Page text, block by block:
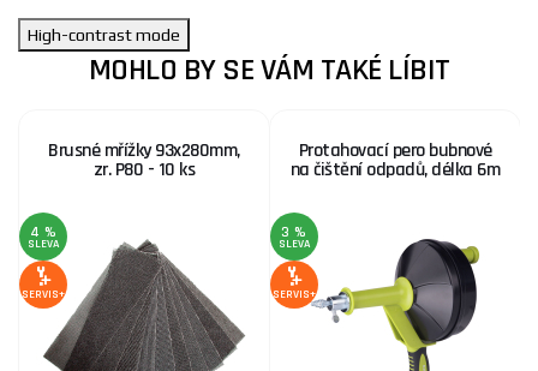
High-contrast mode
MOHLO BY SE VÁM TAKÉ LÍBIT
Brusné mřížky 93x280mm,
zr. P80 - 10 ks
4 %
SLEVA
SERVIS+
Protahovací pero bubnové
na čištění odpadů, délka 6m
3 %
SLEVA
SERVIS+